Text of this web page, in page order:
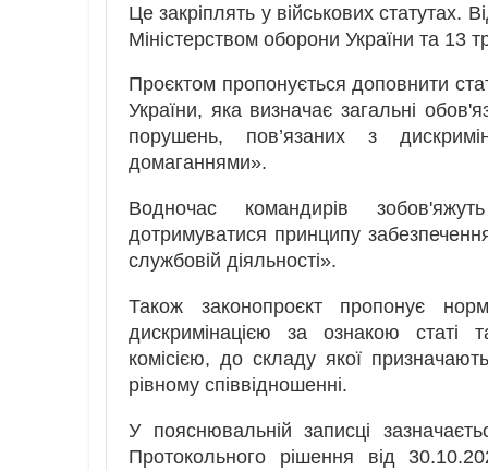
Це закріплять у військових
Міністерством оборони України та 13
Проєктом пропонується доповнити
України, яка визначає загальні
порушень, пов’язаних з
домаганнями».
Водночас командирів
дотримуватися принципу
службовій діяльності».
Також законопроєкт пропонує
дискримінацією за ознакою статі
комісією, до складу якої
рівному співвідношенні.
У пояснювальній записці
Протокольного рішення від